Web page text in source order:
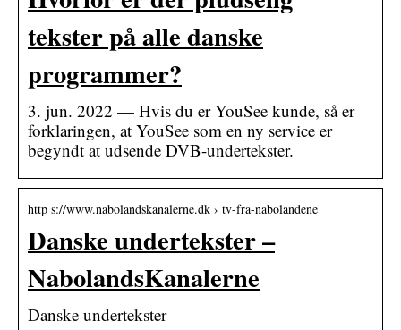
tekster på alle danske
programmer?
3. jun. 2022 — Hvis du er YouSee kunde, så er
forklaringen, at YouSee som en ny service er
begyndt at udsende DVB-undertekster.
http s://www.nabolandskanalerne.dk › tv-fra-nabolandene
Danske undertekster –
NabolandsKanalerne
Danske undertekster